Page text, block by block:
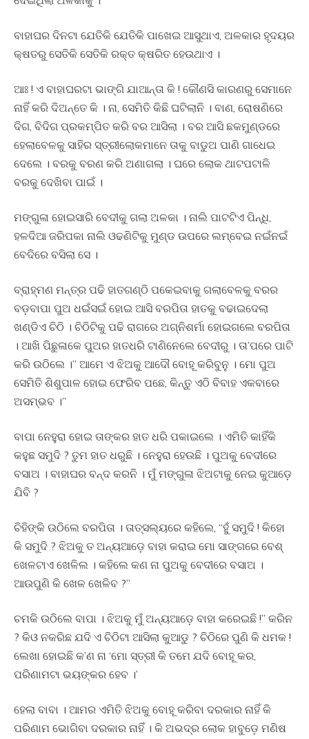
ବାହାଘର ଦିନଟା ଯେତିକି ଯେତିକି ପାଖେଇ ଆସୁଥାଏ, ଅଳକାର ହୃଦୟର
କ୍ଷତରୁ ସେତିକି ସେତିକି ରକ୍ତ କ୍ଷରିତ ହେଉଥାଏ ।
ଆଃ ! ଏ ବାହାଘରଟା ଭାଙ୍ଗି ଯାଆନ୍ତା କି ! କୌଣସି କାରଣରୁ ସେମାନେ
ନାହିଁ କରି ଦିଅନ୍ତେ କି । ନା, ସେମିତି କିଛି ଘଟିଲାନି । ବାଣ, ରୋଷଣିରେ
ଦିଗ, ବିଦିଗ ପ୍ରକମ୍ପିତ କରି ବର ଆସିଲା । ବର ଆସି ଛକମୁଣ୍ଡରେ
ହେଲାବେଳକୁ ସାହିର ସ୍ତ୍ରୀଲୋକମାନେ ତାକୁ ବାଡୁଅ ପାଣି ଗାଧେଇ
ଦେଲେ । ବରକୁ ବରଣ କରି ଅଣାଗଲା । ଘରେ ଲୋକ ଥାଟପଟାଳି
ବରକୁ ଦେଖିବା ପାଇଁ ।
ମଙ୍ଗୁଳା ହୋଇସାରି ବେଦୀକୁ ଗଲା ଅଳକା । ନାଲି ପାଟଟିଏ ପିନ୍ଧି,
ହଳଦିଆ ଜରିପକା ନାଲି ଓଢଣିଟିକୁ ମୁଣ୍ଡ ଉପରେ ଲମ୍ବେଇ ନଇଁନଇଁ
ବେଦିରେ ବସିଲା ସେ ।
ବ୍ରାହ୍ମଣ ମନ୍ତ୍ର ପଢି ହାତଗଣ୍ଠି ପକେଇବାକୁ ଗଲାବେଳକୁ ବରର
ବଡ଼ବାପା ପୁଅ ଧଇଁସଇଁ ହୋଇ ଆସି ବରପିତା ହାତକୁ ବଢାଇଦେଲା
ଖଣ୍ଡିଏ ଚିଠି । ଚିଠିଟିକୁ ପଢି ରାଗରେ ଅଗ୍ନିଶର୍ମା ହୋଇଗଲେ ବରପିତା
। ଆଖି ପିଛୁଳାକେ ପୁଅର ହାତଧରି ଟାଣିନେଲେ ବେଦୀରୁ । ତା’ପରେ ପାଟି
କରି ଉଠିଲେ ।” ଆମେ ଏ ଝିଅକୁ ଆଦୌ ବୋହୂ କରିବୁନୁ । ମୋ ପୁଅ
ସେମିତି ଶିଶୁପାଳ ହୋଇ ଫେରିବ ପଛେ, କିନ୍ତୁ ଏଠି ବିବାହ ଏକବାରେ
ଅସମ୍ଭବ ।”
ବାପା ନେହୁରା ହୋଇ ତାଙ୍କର ହାତ ଧରି ପକାଇଲେ । ଏମିତି କାହିଁକି
କହୁଛ ସମୁଦି ? ତୁମ ହାତ ଧରୁଛି । ନେହୁରା ହେଉଛି । ପୁଅକୁ ବେଦୀରେ
ବସାଅ । ବାହାଘର ବନ୍ଦ କରନି । ମୁଁ ମଙ୍ଗୁଳା ଝିଅଟାକୁ ନେଇ କୁଆଡ଼େ
ଯିବି ?
ଚିହିଙ୍କି ଉଠିଲେ ବରପିତା । ତାତ୍ସଲ୍ୟରେ କହିଲେ, “ହୁଁ ସମୁଦି ! କିହୋ
କି ସମୁଦି ? ଝିଅକୁ ତ ଅନ୍ୟଆଡ଼େ ବାହା କରାଇ ମୋ ସାଙ୍ଗରେ ବେଶ୍
ଖେଳଟାଏ ଖେଳିଲ । କହିଲେ କଣ ନା ପୁଅକୁ ବେଦୀରେ ବସାଅ ।
ଆଉପୁଣି କି ଖେଳ ଖେଳିବ ?”
ଚମକି ଉଠିଲେ ବାପା । ଝିଅକୁ ମୁଁ ଅନ୍ୟଆଡ଼େ ବାହା କରେଇଛି !” କରିନ
? କିଓ ନକରିଛ ଯଦି ଏ ଚିଠିଟା ଆସିଲା କୁଆଡୁ ? ଚିଠିରେ ପୁଣି କି ଧମକ !
ଲେଖା ହୋଇଛି କ’ଣ ନା ‘ମୋ ସ୍ତ୍ରୀ କି ତମେ ଯଦି ବୋହୂ କର,
ପରିଣାମଟା ଭୟଙ୍କର ହେବ ।’
ହେଲା ବାବା । ଆମର ଏମିତି ଝିଅକୁ ବୋହୂ କରିବା ଦରକାର ନାହିଁ କି
ପରିଣାମ ଭୋଗିବା ଦରକାର ନାହିଁ । କି ଅଭଦ୍ର ଲୋକ ହାବୁଡ଼େ ମଣିଷ